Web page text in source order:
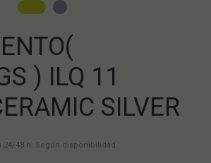
) ILQ 11
SILVER
24/48 h. Según disponibilidad.